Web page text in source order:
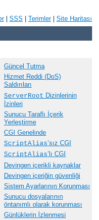
| SSS Terimler| Site Haritası
Güncel Tutma
Hizmet Reddi (DoS)
Saldırıları
ServerRoot Dizinlerinin
İzinleri
Sunucu Taraflı İçerik
Yerleştirme
CGI Genelinde
ScriptAlias’sız CGI
ScriptAlias’lı CGI
Devingen içerikli kaynaklar
Devingen içeriğin güvenliği
Sistem Ayarlarının Korunması
Sunucu dosyalarının
öntanımlı olarak korunması
Günlüklerin İzlenmesi